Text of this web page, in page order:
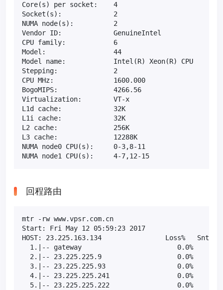
Core(s) per socket:    4
Socket(s):             2
NUMA node(s):          2
Vendor ID:             GenuineIntel
CPU family:            6
Model:                 44
Model name:            Intel(R) Xeon(R) CPU
Stepping:              2
CPU MHz:               1600.000
BogoMIPS:              4266.56
Virtualization:        VT-x
L1d cache:             32K
L1i cache:             32K
L2 cache:              256K
L3 cache:              12288K
NUMA node0 CPU(s):     0-3,8-11
NUMA node1 CPU(s):     4-7,12-15
回程路由
mtr -rw www.vpsr.com.cn
Start: Fri May 12 05:59:23 2017
HOST: 23.225.163.134                Loss%   Snt
1.|-- gateway                        0.0%    10
2.|-- 23.225.225.9                   0.0%    10
3.|-- 23.225.225.93                  0.0%    10
4.|-- 23.225.225.241                 0.0%    10
5.|-- 23.225.225.222                 0.0%    10